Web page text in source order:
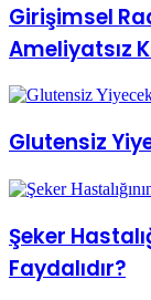
Girişimsel
Ameliyatsız
Glutensiz
Şeker
Faydalıdır?